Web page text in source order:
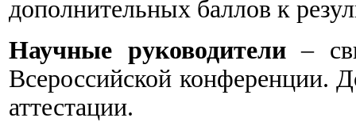
дополнительных баллов к
Научные руководители–
Всероссийской конференции.
аттестации.